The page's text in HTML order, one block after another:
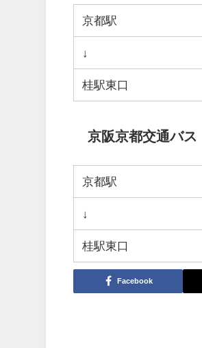
京都駅
↓
桂駅東口
京阪京都交通バス
京都駅
↓
桂駅東口
Facebook